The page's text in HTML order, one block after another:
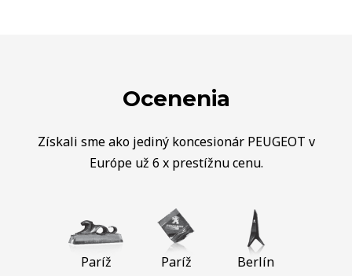
Ocenenia
Získali sme ako jediný koncesionár PEUGEOT v
Európe už 6 x prestížnu cenu.
Paríž Paríž Berlín